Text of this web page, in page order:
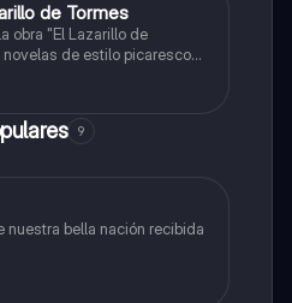
de Tormes
obra "El Lazarillo de
de estilo picaresco
9
nuestra bella nación recibida